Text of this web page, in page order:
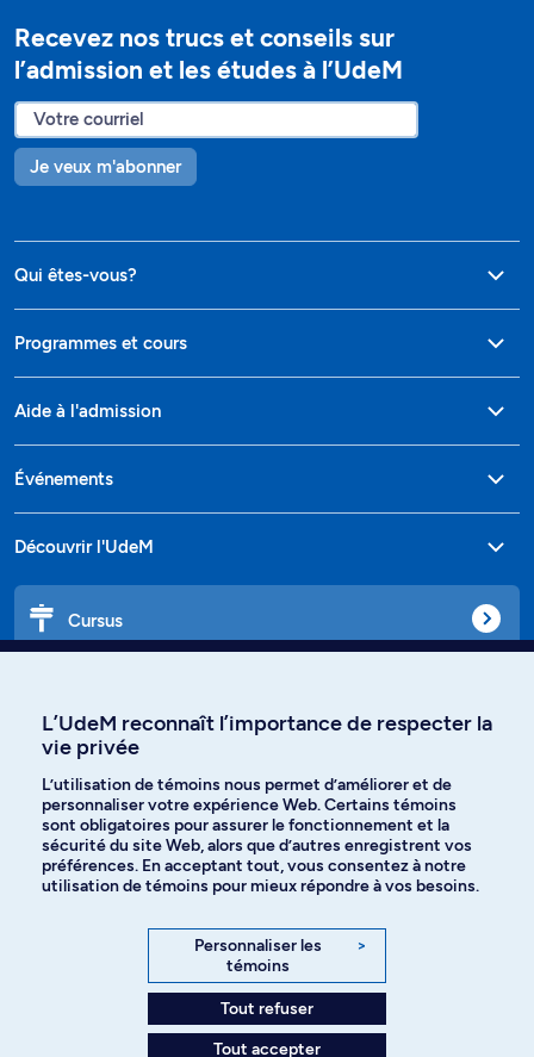
Recevez nos trucs et conseils sur
l’admission et les études à l’UdeM
Je veux m'abonner
Qui êtes-vous?
Programmes et cours
Aide à l'admission
Événements
Découvrir l'UdeM
Cursus
Langues
Facebook Instagram
YouTube
L’UdeM reconnaît l’importance de respecter la
vie privée
L’utilisation de témoins nous permet d’améliorer et de
personnaliser votre expérience Web. Certains témoins
sont obligatoires pour assurer le fonctionnement et la
sécurité du site Web, alors que d’autres enregistrent vos
préférences. En acceptant tout, vous consentez à notre
utilisation de témoins pour mieux répondre à vos besoins.
Personnaliser les
témoins
>
Tout refuser
Tout accepter